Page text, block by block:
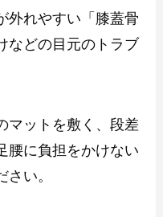
外れやすい「膝蓋骨
などの目元のトラブ
マットを敷く、段差
腰に負担をかけない
い。